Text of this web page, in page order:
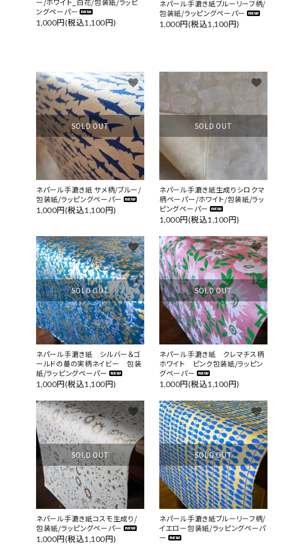
ングペーパー
1,000円(税込1,100円)
ネパール手漉き紙ブルーリーフ柄/
包装紙/ラッピングペーパー
1,000円(税込1,100円)
SOLD OUT
ネパール手漉き紙 サメ柄/ブルー/
包装紙/ラッピングペーパー
1,000円(税込1,100円)
favorite
SOLD OUT
ネパール手漉き紙生成りシロクマ
柄ペーパー/ホワイト/包装紙/ラッ
ピングペーパー
1,000円(税込1,100円)
favorite
SOLD OUT
ネパール手漉き紙 シルバー＆ゴ
ールドの蔓の実柄ネイビー 包装
紙/ラッピングペーパー
1,000円(税込1,100円)
favorite
SOLD OUT
ネパール手漉き紙 クレマチス柄
ホワイト ピンク包装紙/ラッピン
グペーパー
1,000円(税込1,100円)
favorite
SOLD OUT
ネパール手漉き紙コスモ生成り/
包装紙/ラッピングペーパー
1,000円(税込1,100円)
favorite
SOLD OUT
ネパール手漉き紙ブルーリーフ柄/
イエロー包装紙/ラッピングペーパ
ー
favorite